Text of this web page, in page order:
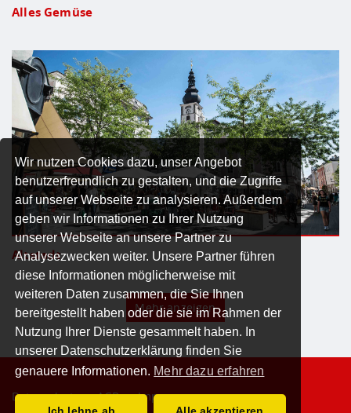
Wir nutzen Cookies dazu, unser Angebot
benutzerfreundlich zu gestalten, und die Zugriffe
auf unserer Webseite zu analysieren. Außerdem
geben wir Informationen zu Ihrer Nutzung
unserer Webseite an unsere Partner zu
Analysezwecken weiter. Unsere Partner führen
diese Informationen möglicherweise mit
weiteren Daten zusammen, die Sie Ihnen
bereitgestellt haben oder die sie im Rahmen der
Nutzung Ihrer Dienste gesammelt haben. In
unserer Datenschutzerklärung finden Sie
genauere Informationen. Mehr dazu erfahren
Alles Gemüse
Altstadt
Mehr anzeigen
Datenschutz AGB Impressum